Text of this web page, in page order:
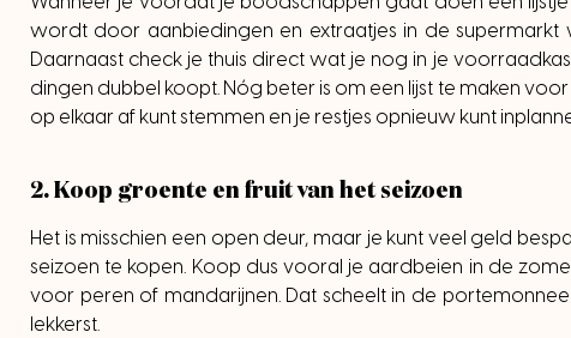
wordt door aanbiedingen en extraatjes in de supermarkt
Daarnaast check je thuis direct wat je nog in je
dingen dubbel koopt. Nóg beter is om een lijst te maken
op elkaar af kunt stemmen en je restjes opnieuw kunt
2. Koop groente en fruit van het seizoen
Het is misschien een open deur, maar je kunt veel geld
seizoen te kopen. Koop dus vooral je aardbeien in de
voor peren of mandarijnen. Dat scheelt in de
lekkerst.